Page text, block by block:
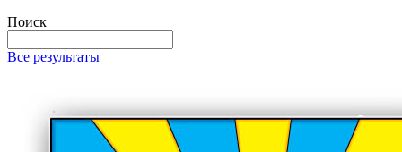
Поиск
Все результаты